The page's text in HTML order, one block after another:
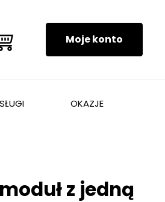
OKAZJE
z jedną